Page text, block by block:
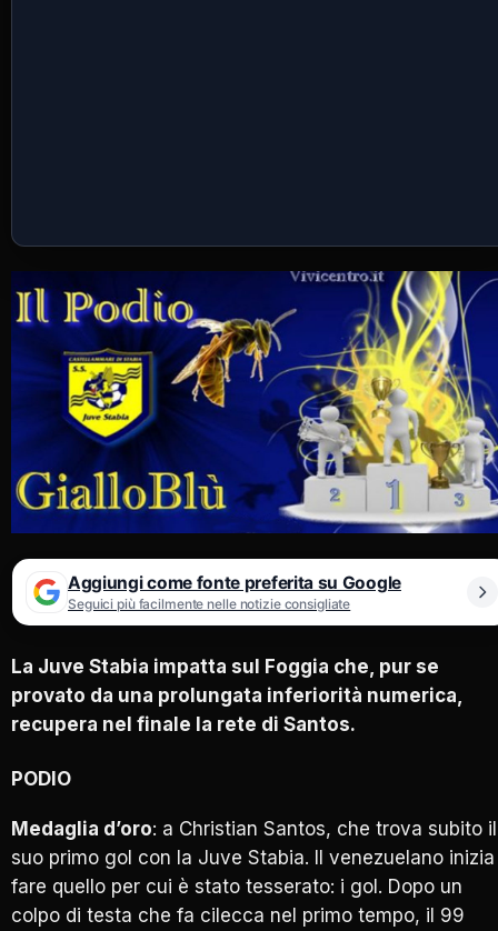
Aggiungi come fonte preferita su Google
Seguici più facilmente nelle notizie consigliate
La Juve Stabia impatta sul Foggia che, pur se
provato da una prolungata inferiorità numerica,
recupera nel finale la rete di Santos.
PODIO
Medaglia d’oro: a Christian Santos, che trova subito il
suo primo gol con la Juve Stabia. Il venezuelano
fare quello per cui è stato tesserato: i gol. Dopo un
colpo di testa che fa cilecca nel primo tempo, il 99